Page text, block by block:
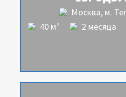
Москва, м.
40 м²
2 месяца